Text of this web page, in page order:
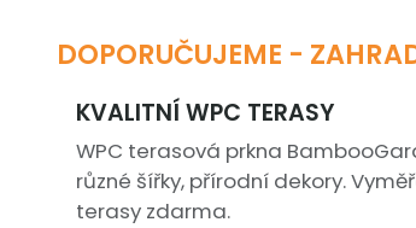
DOPORUČUJEME -
KVALITNÍ WPC TERASY
WPC terasová prkna
různé šířky, přírodní dekory.
terasy zdarma.